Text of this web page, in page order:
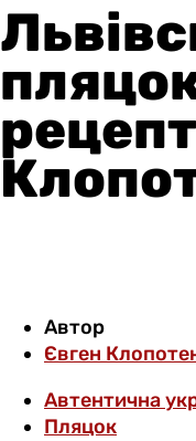
Автор
Євген
Автентична
Пляцок